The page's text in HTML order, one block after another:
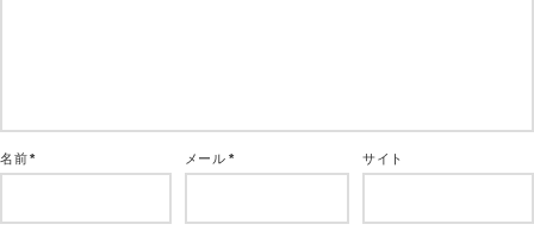
名前* メール* サイト